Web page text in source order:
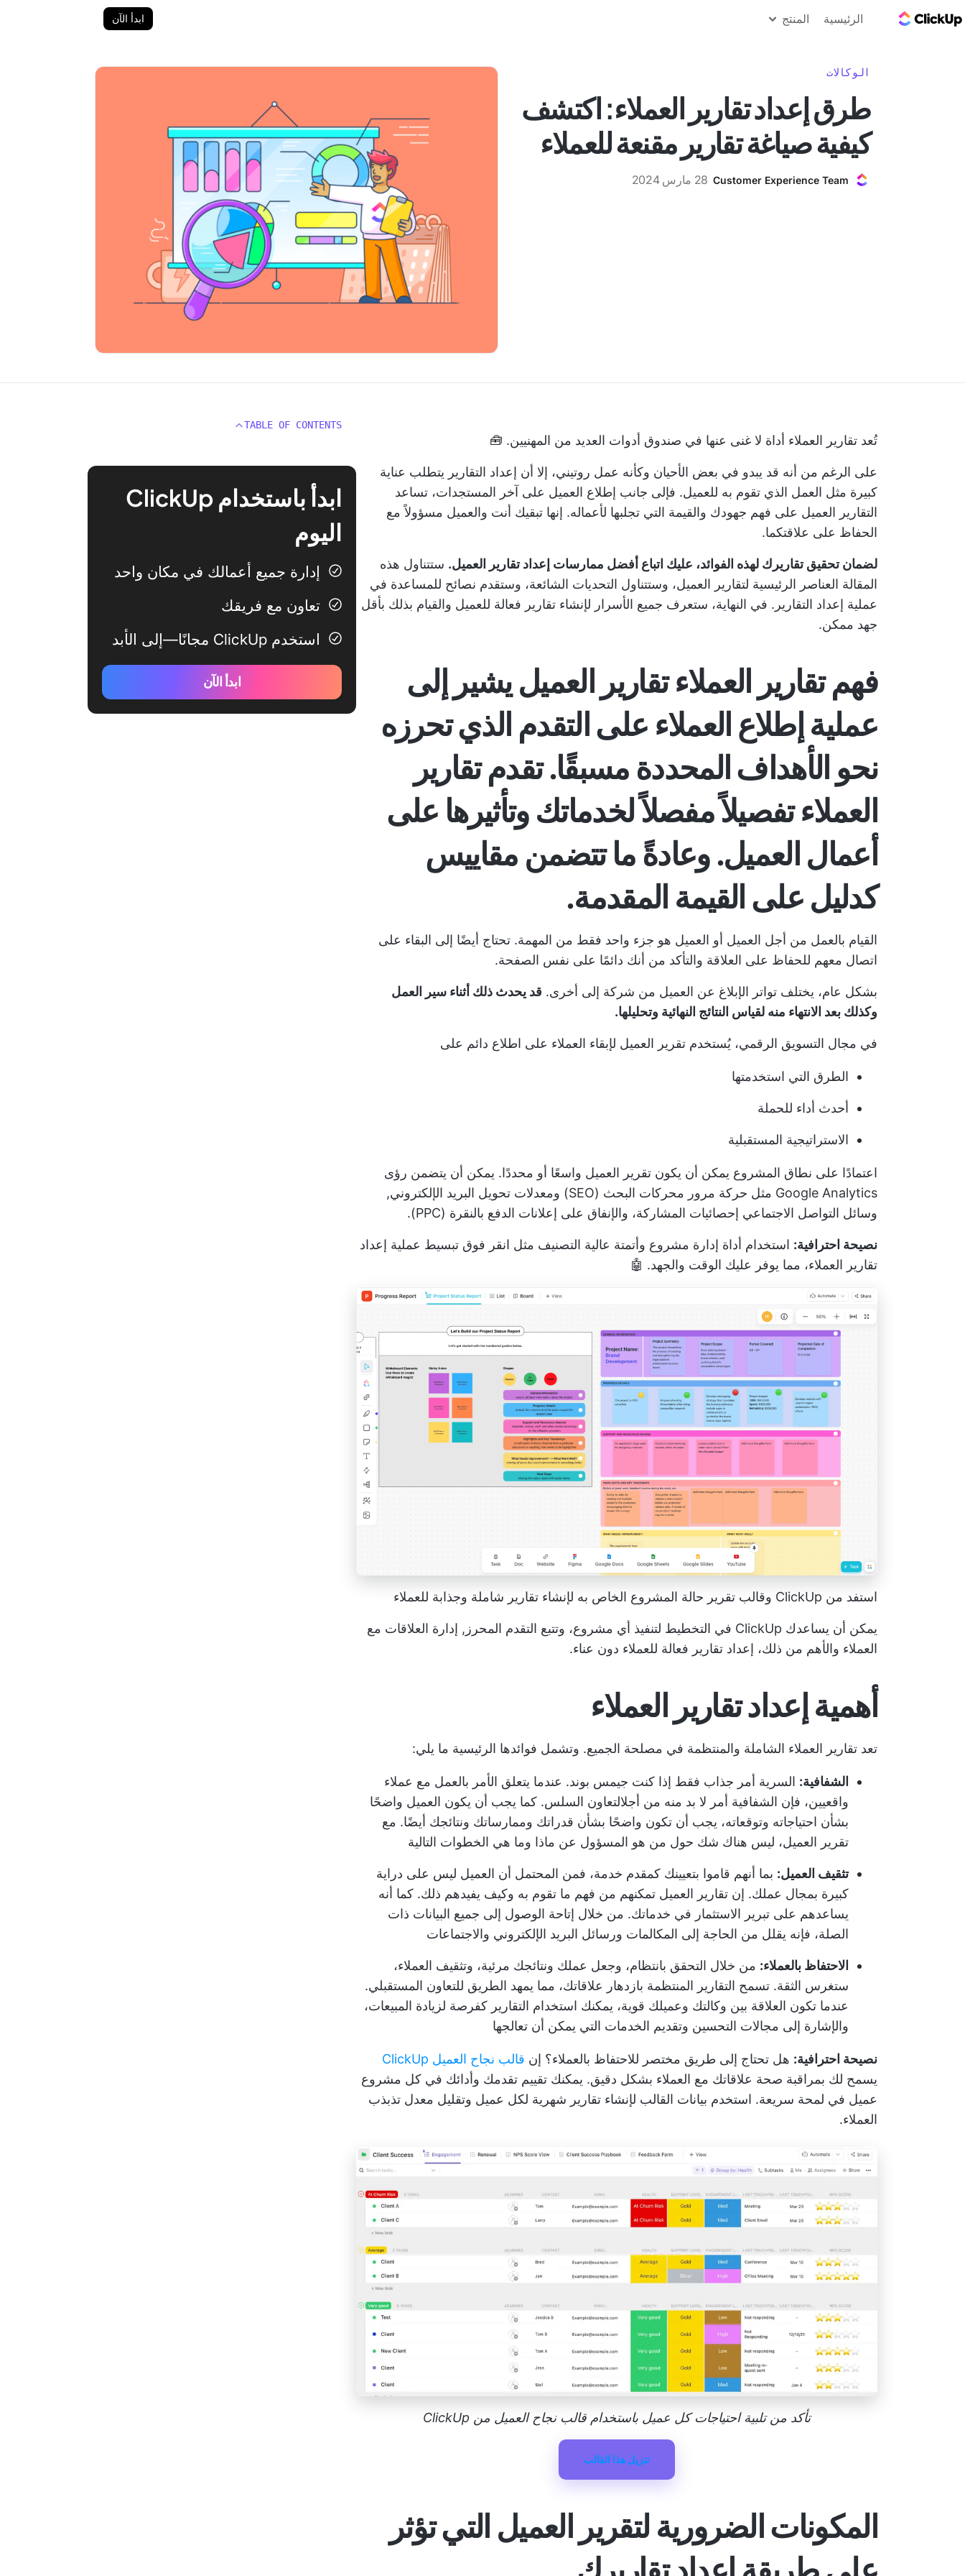
الرئيسية المنتج ابدأ الآن
الوكالات
طرق إعداد تقارير العملاء: اكتشف
كيفية صياغة تقارير مقنعة للعملاء
Customer Experience Team 28 مارس 2024
تُعد تقارير العملاء أداة لا غنى عنها في صندوق أدوات العديد من المهنيين. 🧰
على الرغم من أنه قد يبدو في بعض الأحيان وكأنه عمل روتيني، إلا أن إعداد التقارير يتطلب عناية
كبيرة مثل العمل الذي تقوم به للعميل. فإلى جانب إطلاع العميل على آخر المستجدات، تساعد
التقارير العميل على فهم جهودك والقيمة التي تجلبها لأعماله. إنها تبقيك أنت والعميل مسؤولاً مع
الحفاظ على علاقتكما.
لضمان تحقيق تقاريرك لهذه الفوائد، عليك اتباع أفضل ممارسات إعداد تقارير العميل. ستتناول هذه
المقالة العناصر الرئيسية لتقارير العميل، وستتناول التحديات الشائعة، وستقدم نصائح للمساعدة في
عملية إعداد التقارير. في النهاية، ستعرف جميع الأسرار لإنشاء تقارير فعالة للعميل والقيام بذلك بأقل
جهد ممكن.
فهم تقارير العملاءتقارير العميل يشير إلى
عملية إطلاع العملاء على التقدم الذي تحرزه
نحو الأهداف المحددة مسبقًا. تقدم تقارير
العملاءتفصيلاً مفصلاً لخدماتك وتأثيرها على
أعمال العميل. وعادةً ما تتضمن مقاييس
كدليل على القيمة المقدمة.
القيام بالعمل من أجل العميل أو العميل هو جزء واحد فقط من المهمة. تحتاج أيضًا إلى البقاء على
اتصال معهم للحفاظ على العلاقة والتأكد من أنك دائمًا على نفس الصفحة.
بشكل عام، يختلف تواتر الإبلاغ عن العميل من شركة إلى أخرى. قد يحدث ذلك أثناء سير العمل
وكذلك بعد الانتهاء منه لقياس النتائج النهائية وتحليلها.
في مجال التسويق الرقمي، يُستخدم تقرير العميل لإبقاء العملاء على اطلاع دائم على
الطرق التي استخدمتها
أحدث أداء للحملة
الاستراتيجية المستقبلية
اعتمادًا على نطاق المشروع يمكن أن يكون تقرير العميل واسعًا أو محددًا. يمكن أن يتضمن رؤى
Google Analytics مثل حركة مرور محركات البحث (SEO) ومعدلات تحويل البريد الإلكتروني,
وسائل التواصل الاجتماعي إحصائيات المشاركة، والإنفاق على إعلانات الدفع بالنقرة (PPC).
نصيحة احترافية: استخدام أداة إدارة مشروع وأتمتة عالية التصنيف مثل انقر فوق تبسيط عملية إعداد
تقارير العملاء، مما يوفر عليك الوقت والجهد. 🤖
استفد من ClickUp وقالب تقرير حالة المشروع الخاص به لإنشاء تقارير شاملة وجذابة للعملاء
يمكن أن يساعدك ClickUp في التخطيط لتنفيذ أي مشروع، وتتبع التقدم المحرز,
إدارة العلاقات مع
العملاء والأهم من ذلك، إعداد تقارير فعالة للعملاء دون عناء.
أهمية إعداد تقارير العملاء
تعد تقارير العملاء الشاملة والمنتظمة في مصلحة الجميع. وتشمل فوائدها الرئيسية ما يلي:
الشفافية: السرية أمر جذاب فقط إذا كنت جيمس بوند. عندما يتعلق الأمر بالعمل مع عملاء
واقعيين، فإن الشفافية أمر لا بد منه من أجلالتعاون السلس. كما يجب أن يكون العميل واضحًا
بشأن احتياجاته وتوقعاته، يجب أن تكون واضحًا بشأن قدراتك وممارساتك ونتائجك أيضًا. مع
تقرير العميل، ليس هناك شك حول من هو المسؤول عن ماذا وما هي الخطوات التالية
تثقيف العميل: بما أنهم قاموا بتعيينك كمقدم خدمة، فمن المحتمل أن العميل ليس على دراية
كبيرة بمجال عملك. إن تقارير العميل تمكنهم من فهم ما تقوم به وكيف يفيدهم ذلك. كما أنه
يساعدهم على تبرير الاستثمار في خدماتك. من خلال إتاحة الوصول إلى جميع البيانات ذات
الصلة، فإنه يقلل من الحاجة إلى المكالمات ورسائل البريد الإلكتروني والاجتماعات
الاحتفاظ بالعملاء: من خلال التحقق بانتظام، وجعل عملك ونتائجك مرئية، وتثقيف العملاء،
ستغرس الثقة. تسمح التقارير المنتظمة بازدهار علاقاتك، مما يمهد الطريق للتعاون المستقبلي.
عندما تكون العلاقة بين وكالتك وعميلك قوية، يمكنك استخدام التقارير كفرصة لزيادة المبيعات،
والإشارة إلى مجالات التحسين وتقديم الخدمات التي يمكن أن تعالجها
نصيحة احترافية: هل تحتاج إلى طريق مختصر للاحتفاظ بالعملاء؟ إن قالب نجاح العميل ClickUp
يسمح لك بمراقبة صحة علاقاتك مع العملاء بشكل دقيق. يمكنك تقييم تقدمك وأدائك في كل مشروع
عميل في لمحة سريعة. استخدم بيانات القالب لإنشاء تقارير شهرية لكل عميل وتقليل معدل تذبذب
العملاء.
تأكد من تلبية احتياجات كل عميل باستخدام قالب نجاح العميل من ClickUp
تنزيل هذا القالب
المكونات الضرورية لتقرير العميل التي تؤثر
TABLE OF CONTENTS
ابدأ باستخدام ClickUp
اليوم
إدارة جميع أعمالك في مكان واحد
تعاون مع فريقك
استخدم ClickUp مجانًا—إلى الأبد
ابدأ الآن